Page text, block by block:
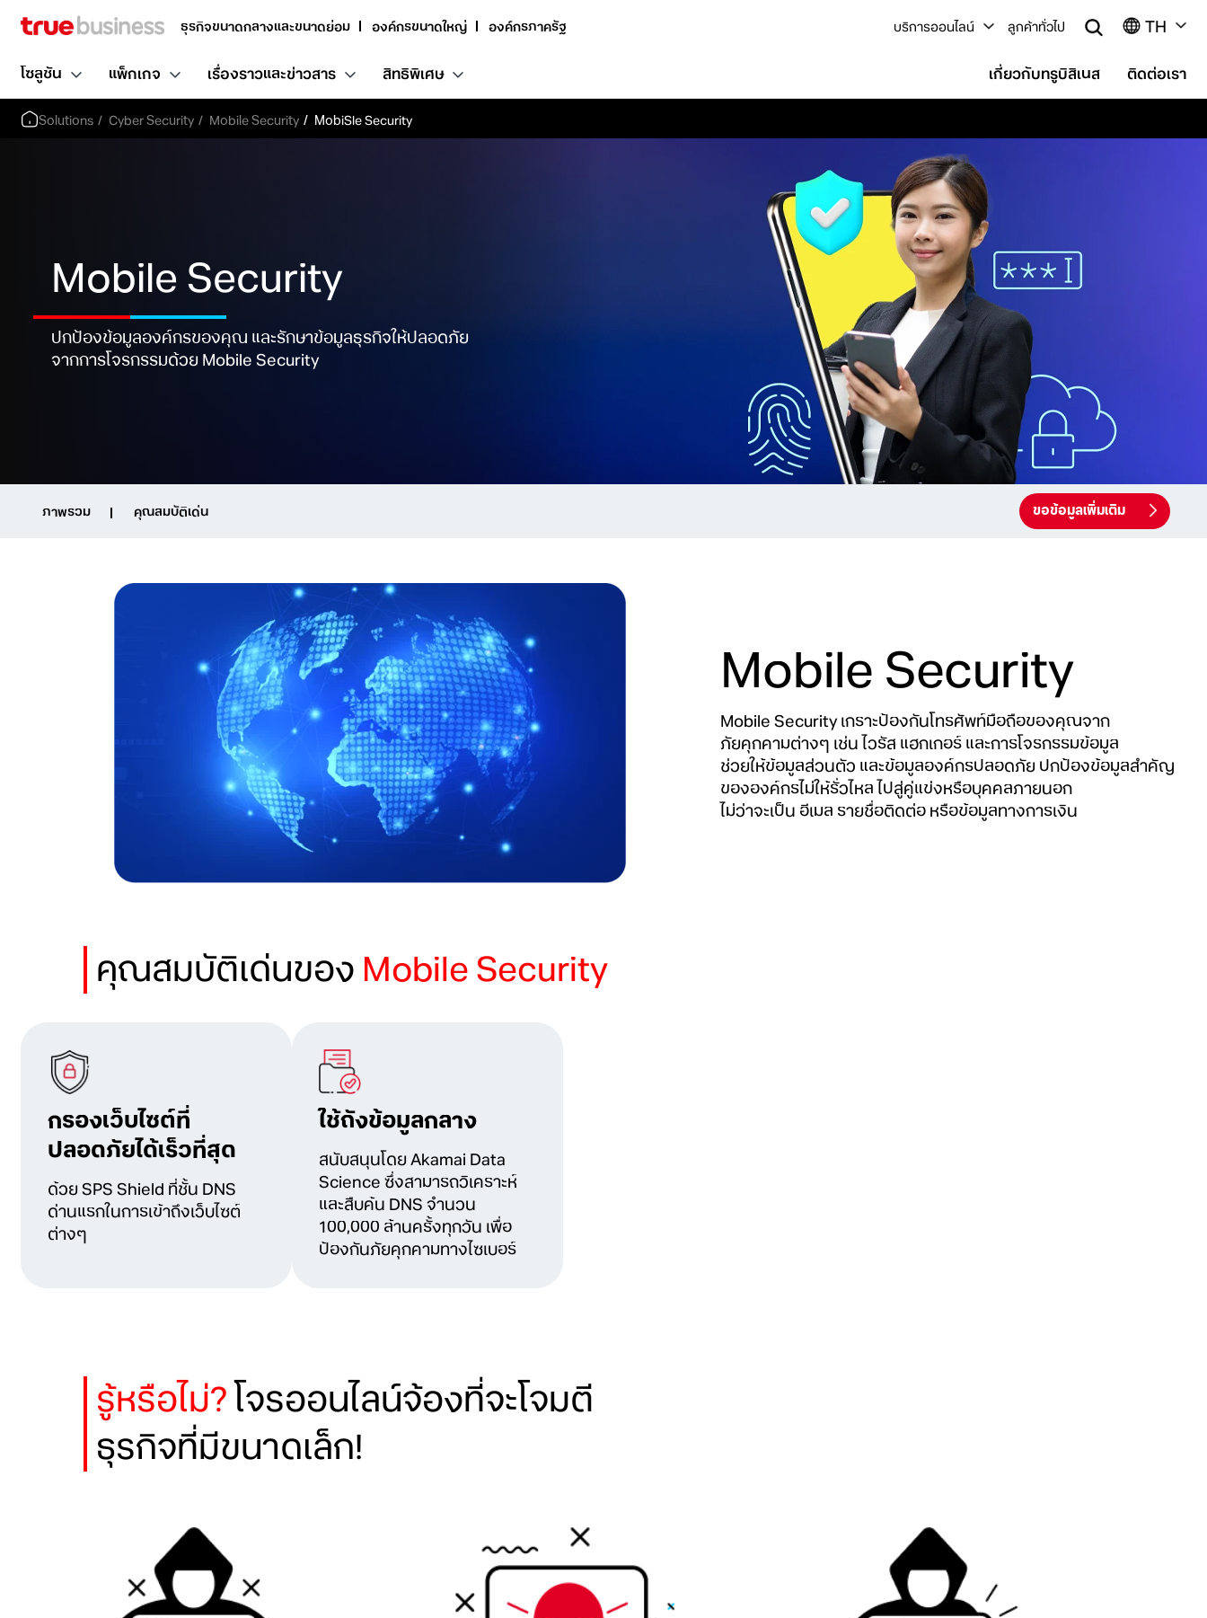
ธุรกิจขนาดกลางและขนาดย่อม องค์กรขนาดใหญ่ องค์กรภาครัฐ บริการออนไลน์ ลูกค้าทั่วไป TH
โซลูชัน แพ็กเกจ เรื่องราวและข่าวสาร สิทธิพิเศษ เกี่ยวกับทรูบิสิเนส ติดต่อเรา
Solutions Cyber Security Mobile Security MobiSle Security
Mobile Security
ปกป้องข้อมูลองค์กรของคุณ และรักษาข้อมูลธุรกิจให้ปลอดภัย
จากการโจรกรรมด้วย Mobile Security
ภาพรวม คุณสมบัติเด่น ขอข้อมูลเพิ่มเติม
Mobile Security
Mobile Security เกราะป้องกันโทรศัพท์มือถือของคุณจาก
ภัยคุกคามต่างๆ เช่น ไวรัส แฮกเกอร์ และการโจรกรรมข้อมูล
ช่วยให้ข้อมูลส่วนตัว และข้อมูลองค์กรปลอดภัย ปกป้องข้อมูลสำคัญ
ขององค์กรไม่ให้รั่วไหล ไปสู่คู่แข่งหรือบุคคลภายนอก
ไม่ว่าจะเป็น อีเมล รายชื่อติดต่อ หรือข้อมูลทางการเงิน
คุณสมบัติเด่นของMobile Security
กรองเว็บไซต์ที่
ปลอดภัยได้เร็วที่สุด
ด้วย SPS Shield ที่ชั้น DNS
ด่านแรกในการเข้าถึงเว็บไซต์
ต่างๆ
ใช้ถังข้อมูลกลาง
สนับสนุนโดย Akamai Data
Science ซึ่งสามารถวิเคราะห์
และสืบค้น DNS จำนวน
100,000 ล้านครั้งทุกวัน เพื่อ
ป้องกันภัยคุกคามทางไซเบอร์
รู้หรือไม่?โจรออนไลน์จ้องที่จะโจมตี
ธุรกิจที่มีขนาดเล็ก!